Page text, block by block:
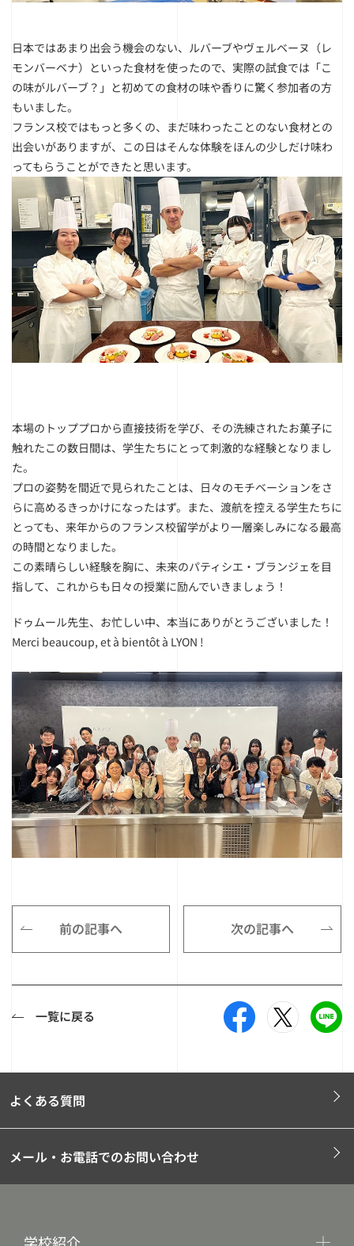
日本ではあまり出会う機会のない、ルバーブやヴェルベーヌ（レ
モンバーベナ）といった食材を使ったので、実際の試食では「こ
の味がルバーブ？」と初めての食材の味や香りに驚く参加者の方
もいました。
フランス校ではもっと多くの、まだ味わったことのない食材との
出会いがありますが、この日はそんな体験をほんの少しだけ味わ
ってもらうことができたと思います。
本場のトッププロから直接技術を学び、その洗練されたお菓子に
触れたこの数日間は、学生たちにとって刺激的な経験となりまし
た。
プロの姿勢を間近で見られたことは、日々のモチベーションをさ
らに高めるきっかけになったはず。また、渡航を控える学生たちに
とっても、来年からのフランス校留学がより一層楽しみになる最高
の時間となりました。
この素晴らしい経験を胸に、未来のパティシエ・ブランジェを目
指して、これからも日々の授業に励んでいきましょう！
ドゥムール先生、お忙しい中、本当にありがとうございました！
Merci beaucoup, et à bientôt à LYON !
前の記事へ 次の記事へ
一覧に戻る
よくある質問
メール・お電話でのお問い合わせ
学校紹介